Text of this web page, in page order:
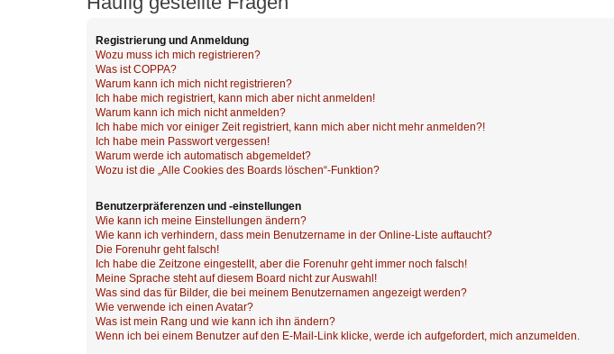
Registrierung und Anmeldung
Wozu muss ich mich registrieren?
Was ist COPPA?
Warum kann ich mich nicht registrieren?
Ich habe mich registriert, kann mich aber nicht anmelden!
Warum kann ich mich nicht anmelden?
Ich habe mich vor einiger Zeit registriert, kann mich aber nicht mehr anmelden?!
Ich habe mein Passwort vergessen!
Warum werde ich automatisch abgemeldet?
Wozu ist die „Alle Cookies des Boards löschen“-Funktion?
Benutzerpräferenzen und -einstellungen
Wie kann ich meine Einstellungen ändern?
Wie kann ich verhindern, dass mein Benutzername in der Online-Liste auftaucht?
Die Forenuhr geht falsch!
Ich habe die Zeitzone eingestellt, aber die Forenuhr geht immer noch falsch!
Meine Sprache steht auf diesem Board nicht zur Auswahl!
Was sind das für Bilder, die bei meinem Benutzernamen angezeigt werden?
Wie verwende ich einen Avatar?
Was ist mein Rang und wie kann ich ihn ändern?
Wenn ich bei einem Benutzer auf den E-Mail-Link klicke, werde ich aufgefordert, mich anzumelden.